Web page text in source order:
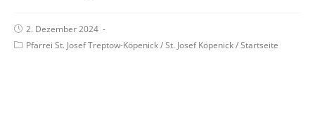
2. Dezember 2024
Pfarrei St. Josef Treptow-Köpenick/St. Josef Köpenick/Startseite